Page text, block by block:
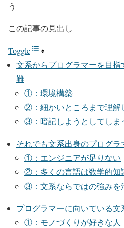
う
この記事の見出し
Toggle
文系からプログラマーを目
難
①：環境構築
②：細かいところまで理解
③：暗記しようとしてしま
それでも文系出身のプログラ
①：エンジニアが足りない
②：多くの言語は数学的知
③：文系ならではの強みを
プログラマーに向いている
①：モノづくりが好きな人